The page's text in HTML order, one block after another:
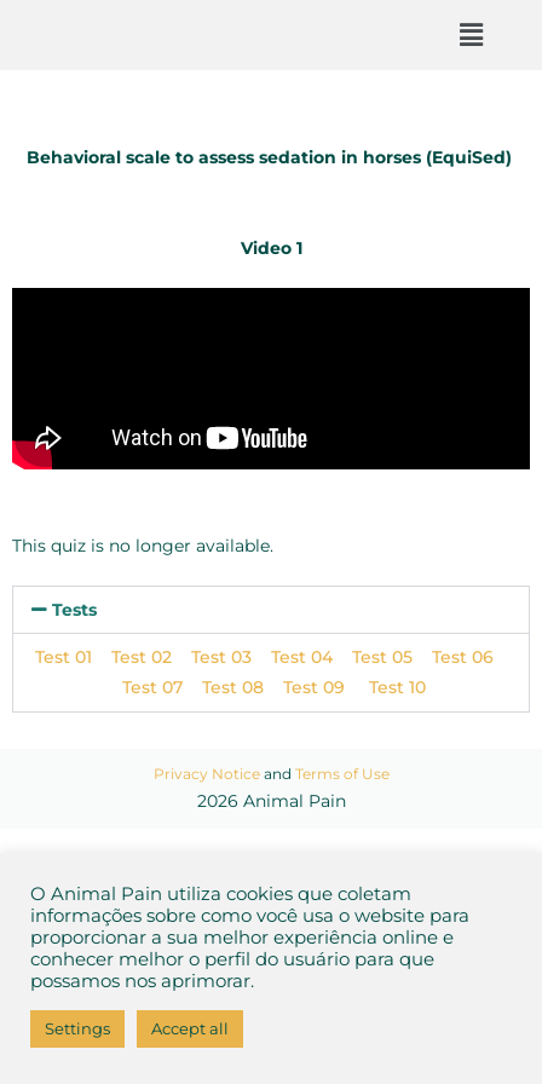
Behavioral scale to assess sedation in horses (EquiSed)
Video 1
This quiz is no longer available.
Tests
Test 01 Test 02 Test 03 Test 04 Test 05
Test 06
Test 07
Test 08 Test 09 Test 10
Privacy Noticeand Terms of Use
2026 Animal Pain
O Animal Pain utiliza cookies que coletam
informações sobre como você usa o website para
proporcionar a sua melhor experiência online e
conhecer melhor o perfil do usuário para que
possamos nos aprimorar.
Settings Accept all